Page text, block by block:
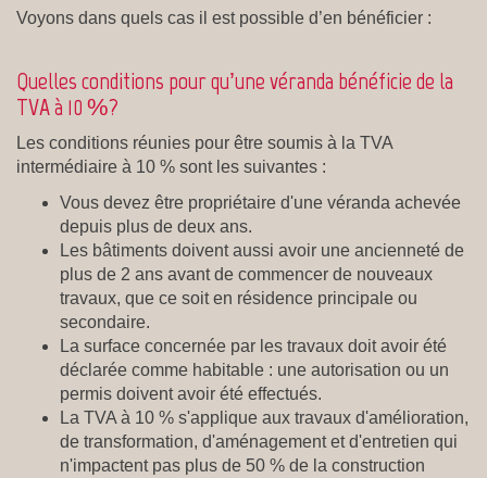
Voyons dans quels cas il est possible d’en bénéficier :
Quelles conditions pour qu’une véranda bénéficie de la
TVA à 10 %?
Les conditions réunies pour être soumis à la TVA
intermédiaire à 10 % sont les suivantes :
Vous devez être propriétaire d'une véranda achevée
depuis plus de deux ans.
Les bâtiments doivent aussi avoir une ancienneté de
plus de 2 ans avant de commencer de nouveaux
travaux, que ce soit en résidence principale ou
secondaire.
La surface concernée par les travaux doit avoir été
déclarée comme habitable : une autorisation ou un
permis doivent avoir été effectués.
La TVA à 10 % s'applique aux travaux d'amélioration,
de transformation, d'aménagement et d'entretien qui
n'impactent pas plus de 50 % de la construction